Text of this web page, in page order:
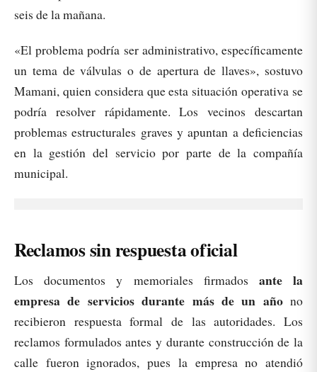
seis de la mañana.
«El problema podría ser administrativo, específicamente
un tema de válvulas o de apertura de llaves», sostuvo
Mamani, quien considera que esta situación operativa se
podría resolver rápidamente. Los vecinos descartan
problemas estructurales graves y apuntan a deficiencias
en la gestión del servicio por parte de la compañía
municipal.
Reclamos sin respuesta oficial
Los documentos y memoriales firmados ante la
empresa de servicios durante más de un añono
recibieron respuesta formal de las autoridades. Los
reclamos formulados antes y durante construcción de la
calle fueron ignorados, pues la empresa no atendió